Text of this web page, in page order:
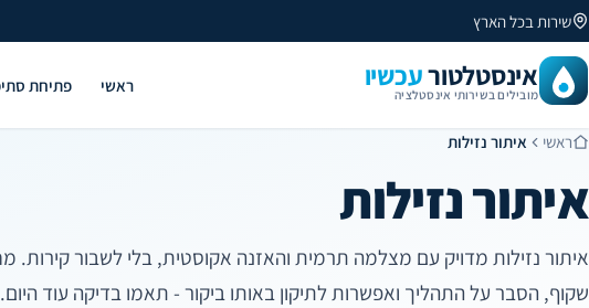
שירות בכל הארץ
אינסטלטורעכשיו
מובילים בשירותי אינסטלציה ראשי פתיחת
ראשי איתור נזילות
איתור נזילות
איתור נזילות מדויק עם מצלמה תרמית והאזנה אקוסטית, בלי לשבור קירות.
שקוף, הסבר על התהליך ואפשרות לתיקון באותו ביקור - תאמו בדיקה עוד היום.